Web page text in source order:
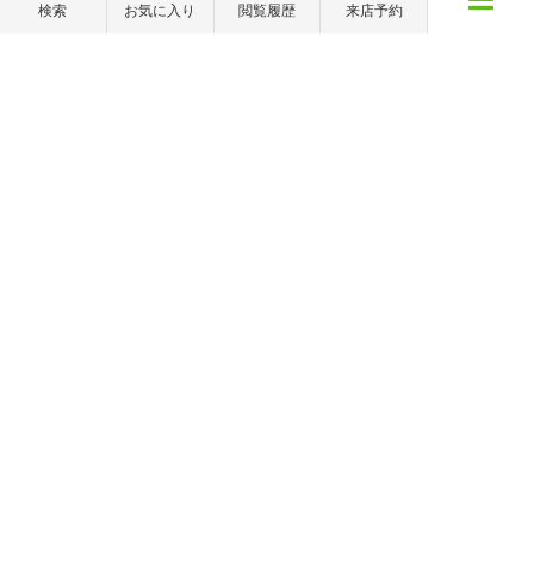
088-821-7272
検索 お気に入り 閲覧履歴 来店予約